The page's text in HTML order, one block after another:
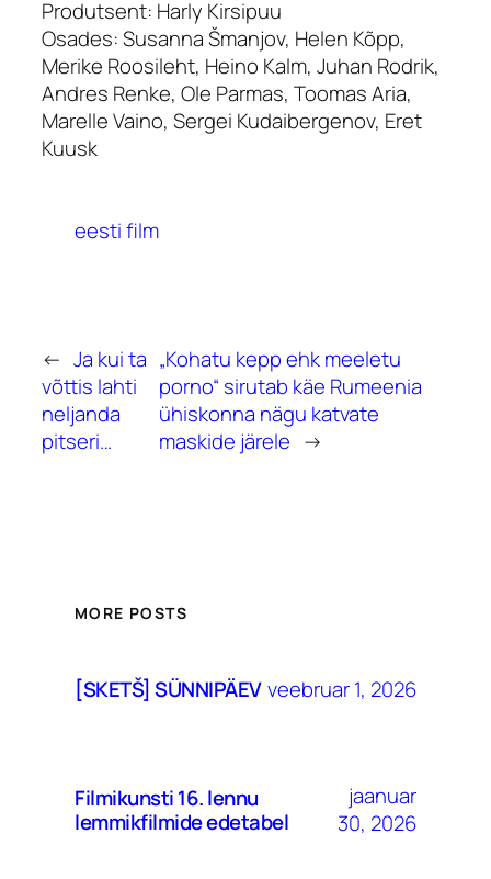
Produtsent: Harly Kirsipuu
Osades: Susanna Šmanjov, Helen Kõpp,
Merike Roosileht, Heino Kalm, Juhan Rodrik,
Andres Renke, Ole Parmas, Toomas Aria,
Marelle Vaino, Sergei Kudaibergenov, Eret
Kuusk
eesti film
← Ja kui ta
võttis lahti
neljanda
pitseri…
„Kohatu kepp ehk meeletu
porno“ sirutab käe Rumeenia
ühiskonna nägu katvate
maskide järele →
MORE POSTS
[SKETŠ] SÜNNIPÄEV veebruar 1, 2026
Filmikunsti 16. lennu
lemmikfilmide edetabel
jaanuar
30, 2026